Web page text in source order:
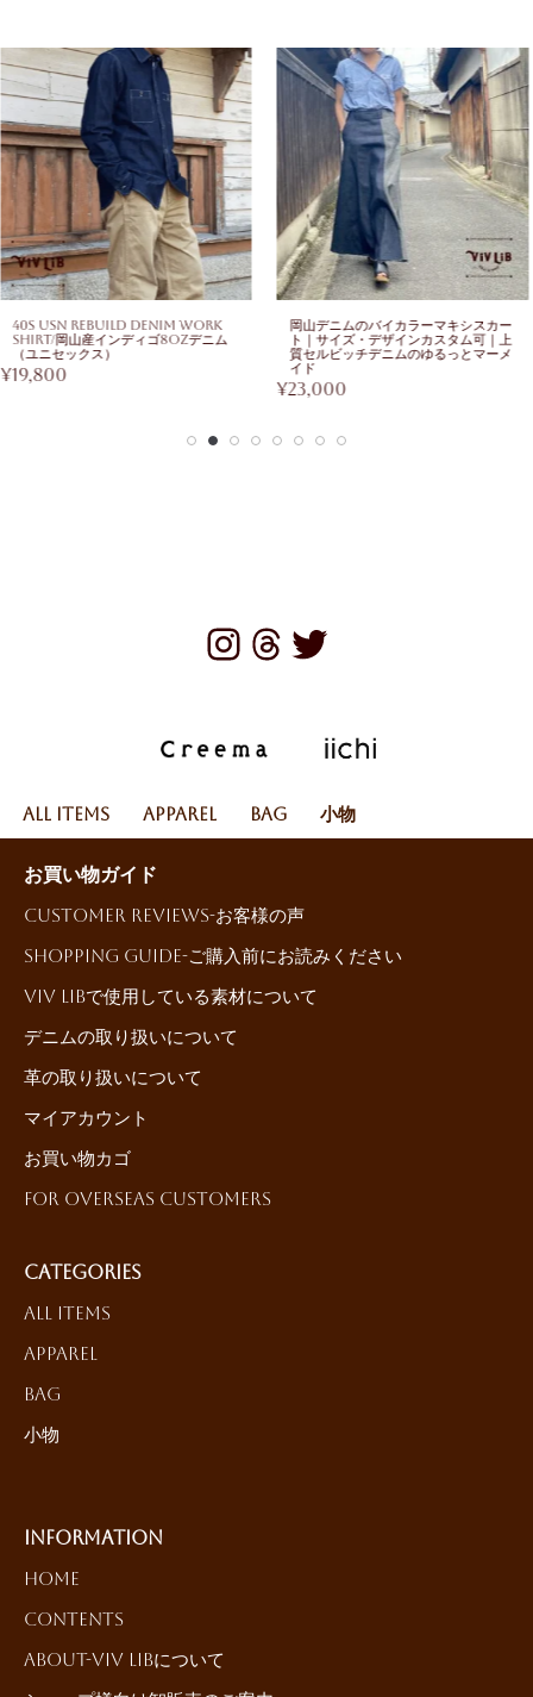
40s USN Rebuild Denim Work
Shirt/岡山産インディゴ8ozデニム
（ユニセックス）
¥19,800
岡山デニムのバイカラーマキシスカー
ト｜サイズ・デザインカスタム可｜上
質セルビッチデニムのゆるっとマーメ
イド
¥23,000
All Items Apparel Bag 小物
お買い物ガイド
Customer reviews-お客様の声
Shopping Guide-ご購入前にお読みください
ViV LiBで使用している素材について
デニムの取り扱いについて
革の取り扱いについて
マイアカウント
お買い物カゴ
For Overseas Customers
Categories
All Items
Apparel
Bag
小物
Information
HOME
Contents
About-ViV LiBについて